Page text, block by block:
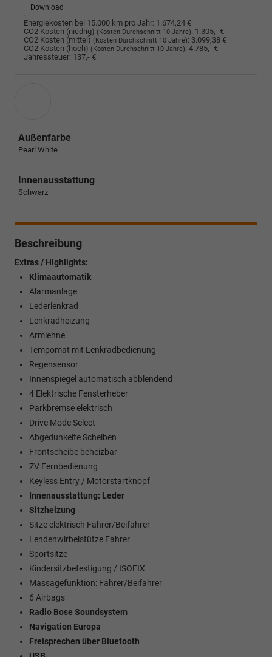
Download
Energiekosten bei 15.000 km pro Jahr: 1.674,24 €
CO2 Kosten (niedrig) (Kosten Durchschnitt 10 Jahre): 1.305,- €
CO2 Kosten (mittel) (Kosten Durchschnitt 10 Jahre): 3.099,38 €
CO2 Kosten (hoch) (Kosten Durchschnitt 10 Jahre): 4.785,- €
Jahressteuer: 137,- €
Außenfarbe
Pearl White
Innenausstattung
Schwarz
Beschreibung
Extras / Highlights:
Klimaautomatik
Alarmanlage
Lederlenkrad
Lenkradheizung
Armlehne
Tempomat mit Lenkradbedienung
Regensensor
Innenspiegel automatisch abblendend
4 Elektrische Fensterheber
Parkbremse elektrisch
Drive Mode Select
Abgedunkelte Scheiben
Frontscheibe beheizbar
ZV Fernbedienung
Keyless Entry / Motorstartknopf
Innenausstattung: Leder
Sitzheizung
Sitze elektrisch Fahrer/Beifahrer
Lendenwirbelstütze Fahrer
Sportsitze
Kindersitzbefestigung / ISOFIX
Massagefunktion: Fahrer/Beifahrer
6 Airbags
Radio Bose Soundsystem
Navigation Europa
Freisprechen über Bluetooth